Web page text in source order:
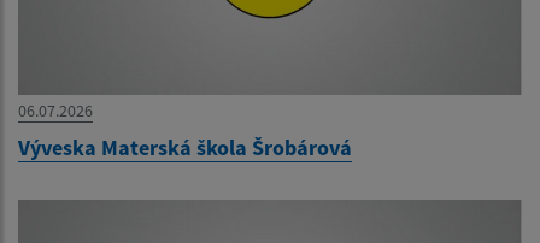
06.07.2026
Výveska Materská škola Šrobárová